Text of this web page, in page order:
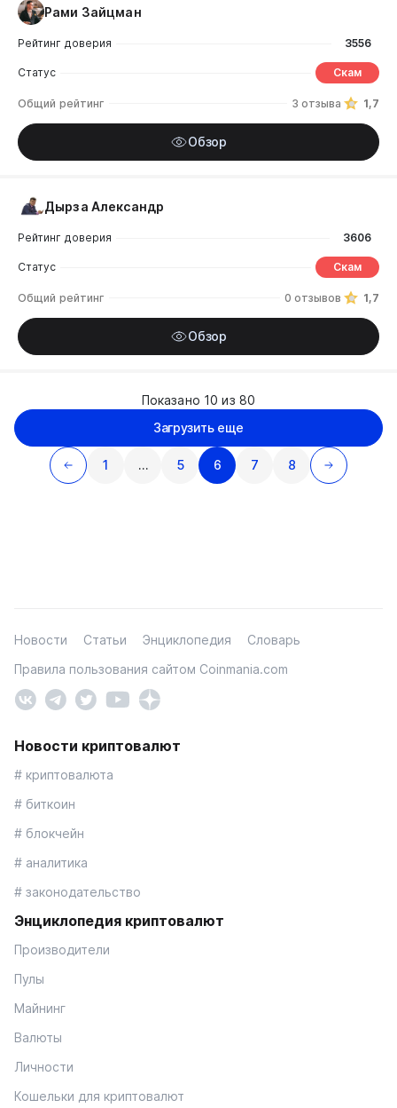
Рейтинг доверия 3556
Рами Зайцман
Статус Скам
Общий рейтинг 1,7
3 отзыва
Обзор
Рейтинг доверия 3606
Дырза Александр
Статус Скам
Общий рейтинг 1,7
0 отзывов
Обзор
Показано 10 из 80
1 … 5 6 7 8
Загрузить еще
Новости Статьи Энциклопедия
Словарь
Правила пользования сайтом Coinmania.com
Новости криптовалют
# криптовалюта
# биткоин
# блокчейн
# аналитика
# законодательство
Энциклопедия криптовалют
Производители
Пулы
Майнинг
Валюты
Личности
Кошельки для криптовалют